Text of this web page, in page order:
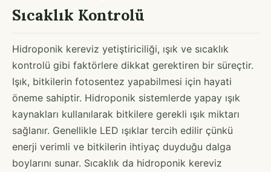
Sıcaklık Kontrolü
Hidroponik kereviz yetiştiriciliği, ışık ve sıcaklık
kontrolü gibi faktörlere dikkat gerektiren bir süreçtir.
Işık, bitkilerin fotosentez yapabilmesi için hayati
öneme sahiptir. Hidroponik sistemlerde yapay ışık
kaynakları kullanılarak bitkilere gerekli ışık miktarı
sağlanır. Genellikle LED ışıklar tercih edilir çünkü
enerji verimli ve bitkilerin ihtiyaç duyduğu dalga
boylarını sunar. Sıcaklık da hidroponik kereviz